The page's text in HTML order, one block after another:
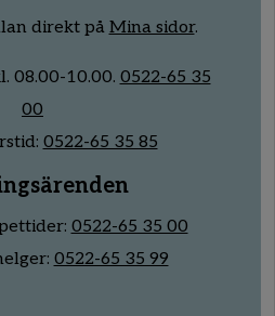
direkt på Mina sidor.
08.00-10.00. 0522-65 35
00
0522-65 35 85
0522-65 35 00
0522-65 35 99